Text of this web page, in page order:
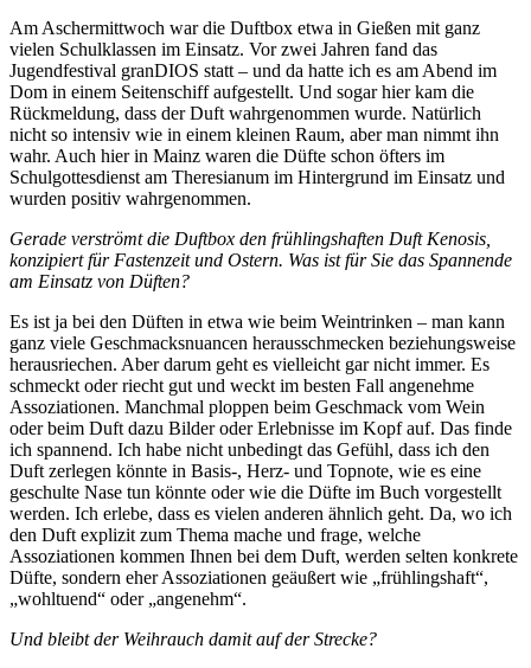
Am Aschermittwoch war die Duftbox etwa in Gießen mit ganz
vielen Schulklassen im Einsatz. Vor zwei Jahren fand das
Jugendfestival granDIOS statt – und da hatte ich es am Abend im
Dom in einem Seitenschiff aufgestellt. Und sogar hier kam die
Rückmeldung, dass der Duft wahrgenommen wurde. Natürlich
nicht so intensiv wie in einem kleinen Raum, aber man nimmt ihn
wahr. Auch hier in Mainz waren die Düfte schon öfters im
Schulgottesdienst am Theresianum im Hintergrund im Einsatz und
wurden positiv wahrgenommen.
Gerade verströmt die Duftbox den frühlingshaften Duft Kenosis,
konzipiert für Fastenzeit und Ostern. Was ist für Sie das Spannende
am Einsatz von Düften?
Es ist ja bei den Düften in etwa wie beim Weintrinken – man kann
ganz viele Geschmacksnuancen herausschmecken beziehungsweise
herausriechen. Aber darum geht es vielleicht gar nicht immer. Es
schmeckt oder riecht gut und weckt im besten Fall angenehme
Assoziationen. Manchmal ploppen beim Geschmack vom Wein
oder beim Duft dazu Bilder oder Erlebnisse im Kopf auf. Das finde
ich spannend. Ich habe nicht unbedingt das Gefühl, dass ich den
Duft zerlegen könnte in Basis-, Herz- und Topnote, wie es eine
geschulte Nase tun könnte oder wie die Düfte im Buch vorgestellt
werden. Ich erlebe, dass es vielen anderen ähnlich geht. Da, wo ich
den Duft explizit zum Thema mache und frage, welche
Assoziationen kommen Ihnen bei dem Duft, werden selten konkrete
Düfte, sondern eher Assoziationen geäußert wie „frühlingshaft“,
„wohltuend“ oder „angenehm“.
Und bleibt der Weihrauch damit auf der Strecke?